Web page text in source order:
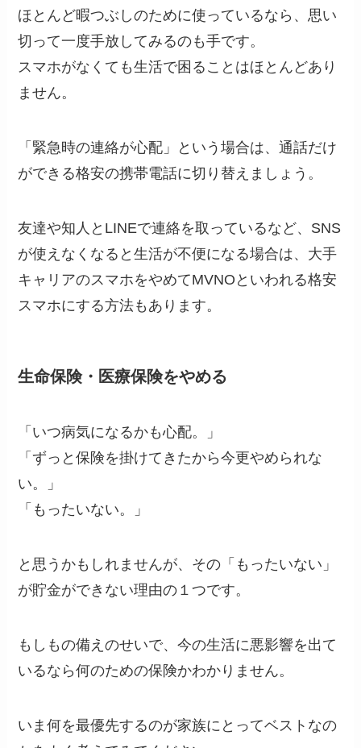
ほとんど暇つぶしのために使っているなら、思い
切って一度手放してみるのも手です。
スマホがなくても生活で困ることはほとんどあり
ません。
「緊急時の連絡が心配」という場合は、通話だけ
ができる格安の携帯電話に切り替えましょう。
友達や知人とLINEで連絡を取っているなど、SNS
が使えなくなると生活が不便になる場合は、大手
キャリアのスマホをやめてMVNOといわれる格安
スマホにする方法もあります。
生命保険・医療保険をやめる
「いつ病気になるかも心配。」
「ずっと保険を掛けてきたから今更やめられな
い。」
「もったいない。」
と思うかもしれませんが、その「もったいない」
が貯金ができない理由の１つです。
もしもの備えのせいで、今の生活に悪影響を出て
いるなら何のための保険かわかりません。
いま何を最優先するのが家族にとってベストなの